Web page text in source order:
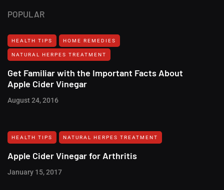
POPULAR
HEALTH TIPS HOME REMEDIES
NATURAL HERPES TREATMENT‎
Get Familiar with the Important Facts About
Apple Cider Vinegar
August 24, 2016
HEALTH TIPS NATURAL HERPES TREATMENT‎
Apple Cider Vinegar for Arthritis
January 15, 2017